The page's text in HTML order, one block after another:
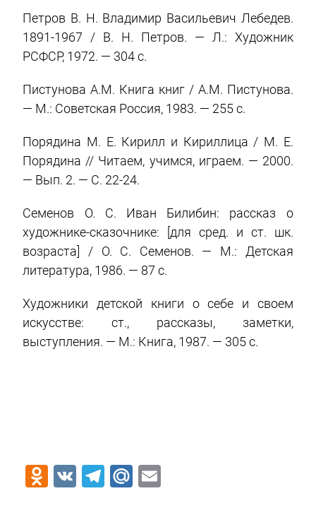
Петров В. Н. Владимир Васильевич Лебедев.
1891-1967 / В. Н. Петров. — Л.: Художник
РСФСР, 1972. — 304 c.
Пистунова А.М. Книга книг / А.М. Пистунова.
— М.: Советская Россия, 1983. — 255 c.
Порядина М. Е. Кирилл и Кириллица / М. Е.
Порядина // Читаем, учимся, играем. — 2000.
— Вып. 2. — С. 22-24.
Семенов О. С. Иван Билибин: рассказ о
художнике-сказочнике: [для сред. и ст. шк.
возраста] / О. С. Семенов. — М.: Детская
литература, 1986. — 87 c.
Художники детской книги о себе и своем
искусстве: ст., рассказы, заметки,
выступления. — М.: Книга, 1987. — 305 c.
Odnoklassniki
VK Telegram
Mail.Ru